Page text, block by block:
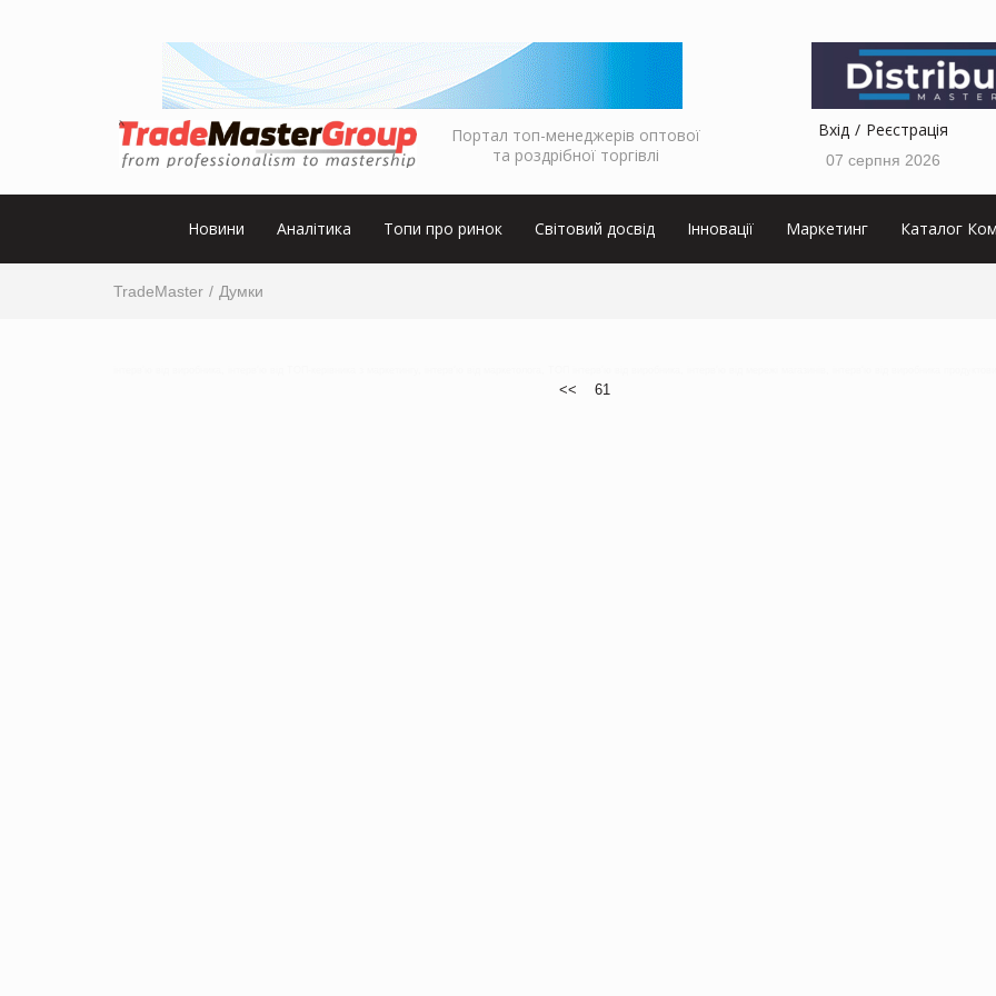
Портал топ-менеджерів оптової
та роздрібної торгівлі
Вхід Реєстрація
07 серпня 2026
Новини Аналітика Топи про ринок Світовий досвід Інновації Маркетинг Каталог
TradeMaster Думки
<< 61